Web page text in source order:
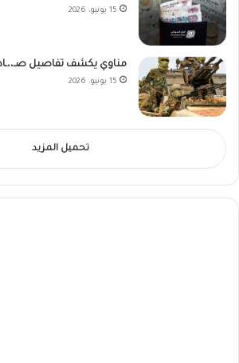
15 يونيو، 2026
مناوي يكشف تفاصيل
15 يونيو، 2026
تحميل المزيد